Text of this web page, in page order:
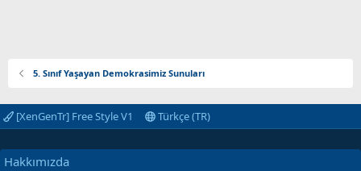
5. Sınıf Yaşayan Demokrasimiz Sunuları
[XenGenTr] Free Style V1 Türkçe (TR)
Hakkımızda